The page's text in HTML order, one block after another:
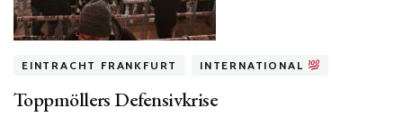
EINTRACHT FRANKFURT INTERNATIONAL
Toppmöllers Defensivkrise